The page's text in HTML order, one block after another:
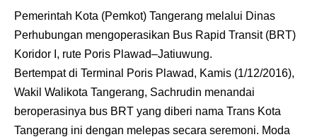
Pemerintah Kota (Pemkot) Tangerang melalui Dinas
Perhubungan mengoperasikan Bus Rapid Transit (BRT)
Koridor I, rute Poris Plawad–Jatiuwung.
Bertempatdi Terminal Poris Plawad, Kamis (1/12/2016),
Wakil Walikota Tangerang, Sachrudin menandai
beroperasinya bus BRT yang diberi nama Trans Kota
Tangerang ini dengan melepas secara seremoni. Moda